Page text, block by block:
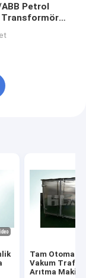
Petrol
Transformör
Tam Otomatik
Vakum Trafo
Arıtma